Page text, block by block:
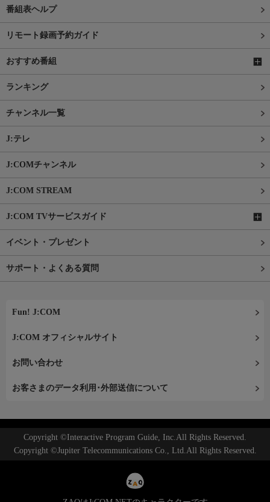
番組表ヘルプ
リモート録画予約ガイド
おすすめ番組
ランキング
チャンネル一覧
J:テレ
J:COMチャンネル
J:COM STREAM
J:COM TVサービスガイド
イベント・プレゼント
サポート・よくある質問
Fun! J:COM
J:COM オフィシャルサイト
お問い合わせ
お客さまのデータ利用･外部送信について
Copyright ©Interactive Program Guide, Inc.All Rights Reserved.
Copyright ©Jupiter Telecommunications Co., Ltd.All Rights Reserved.